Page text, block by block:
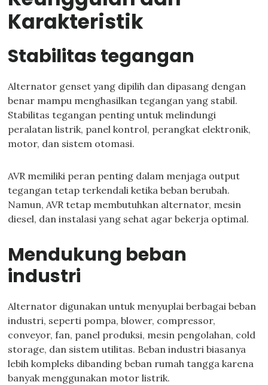
Karakteristik
Stabilitas tegangan
Alternator genset yang dipilih dan dipasang dengan
benar mampu menghasilkan tegangan yang stabil.
Stabilitas tegangan penting untuk melindungi
peralatan listrik, panel kontrol, perangkat elektronik,
motor, dan sistem otomasi.
AVR memiliki peran penting dalam menjaga output
tegangan tetap terkendali ketika beban berubah.
Namun, AVR tetap membutuhkan alternator, mesin
diesel, dan instalasi yang sehat agar bekerja optimal.
Mendukung beban
industri
Alternator digunakan untuk menyuplai berbagai beban
industri, seperti pompa, blower, compressor,
conveyor, fan, panel produksi, mesin pengolahan, cold
storage, dan sistem utilitas. Beban industri biasanya
lebih kompleks dibanding beban rumah tangga karena
banyak menggunakan motor listrik.